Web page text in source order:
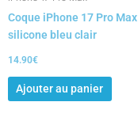
Coque iPhone 17 Pro Max
silicone bleu clair
14.90€
Ajouter au panier